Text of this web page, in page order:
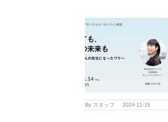
By スタッフ 2024-11-15